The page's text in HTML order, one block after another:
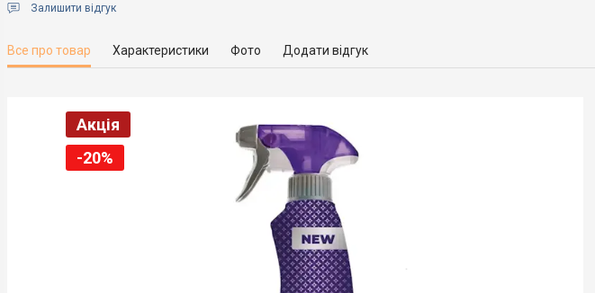
Залишити відгук
Все про товар Характеристики Фото Додати відгук
Акція
-20%